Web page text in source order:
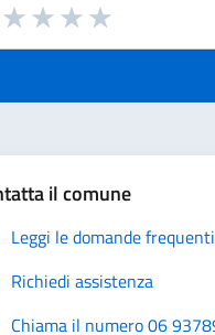
da 1 a 5 stelle la pagina
Valuta 5 stelle
Valuta 4 stelle su 5
Valuta 3 stelle su 5
Valuta 2 stelle su 5
1 stelle su 5
il comune
Leggi le domande frequenti
Richiedi assistenza
Chiama il numero 06